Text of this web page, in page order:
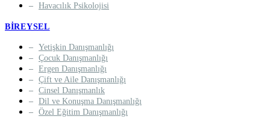
Havacılık Psikolojisi
BIREYSEL
Yetişkin Danışmanlığı
Çocuk Danışmanlığı
Ergen Danışmanlığı
Çift ve Aile Danışmanlığı
Cinsel Danışmanlık
Dil ve Konuşma Danışmanlığı
Özel Eğitim Danışmanlığı